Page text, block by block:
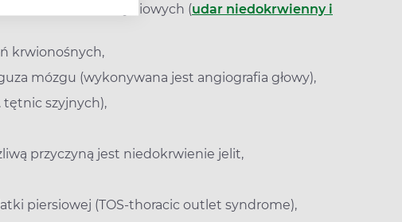
nerwowo-naczyniowych (udar niedokrwienny i
krwionośnych,
mózgu (wykonywana jest angiografia głowy),
tętnic szyjnych),
przyczyną jest niedokrwienie jelit,
piersiowej (TOS-thoracic outlet syndrome),